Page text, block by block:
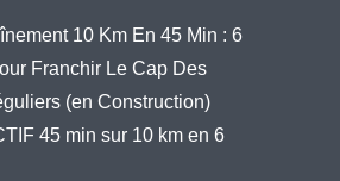
10 Km En 45 Min : 6
Franchir Le Cap Des
(en Construction)
45 min sur 10 km en 6